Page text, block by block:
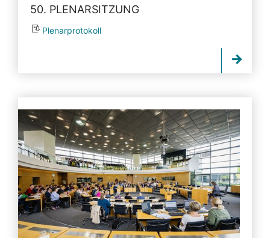
50. PLENARSITZUNG
Plenarprotokoll